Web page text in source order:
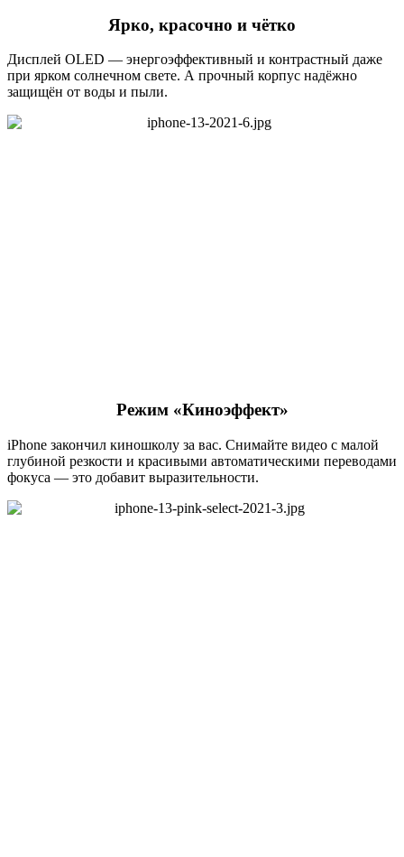
Ярко, красочно и чётко
Дисплей OLED — энергоэффективный и контрастный даже
при ярком солнечном свете. А прочный корпус надёжно
защищён от воды и пыли.
Режим «Киноэффект»
iPhone закончил киношколу за вас. Снимайте видео с малой
глубиной резкости и красивыми автоматическими переводами
фокуса — это добавит выразительности.